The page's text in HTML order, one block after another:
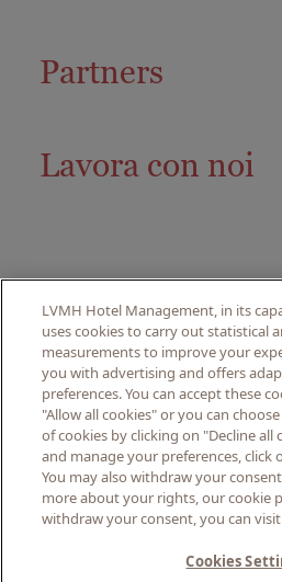
Partners
Lavora con noi
© PITRIZZA,
RIGHTS
AVVISI
INFORMATIVA
PRIVACY
LVMH Hotel Management, in its
uses cookies to carry out statistical
measurements to improve your
you with advertising and offers
preferences. You can accept these
"Allow all cookies" or you can
of cookies by clicking on "Decline all
and manage your preferences, click
You may also withdraw your
more about your rights, our cookie
withdraw your consent, you can
Cookies